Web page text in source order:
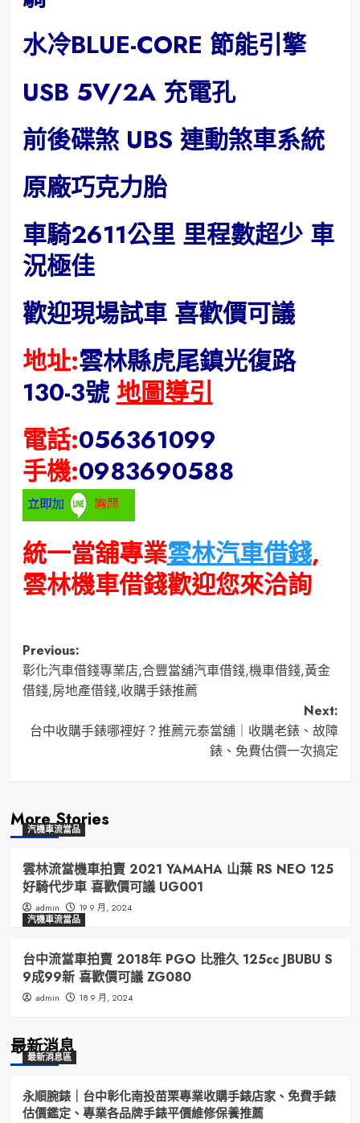
水冷BLUE-CORE 節能引擎
USB 5V/2A 充電孔
前後碟煞 UBS 連動煞車系統
原廠巧克力胎
車騎2611公里 里程數超少 車
況極佳
歡迎現場試車 喜歡價可議
地址:雲林縣虎尾鎮光復路
130-3號 地圖導引
電話:056361099
手機:0983690588
統一當舖專業雲林汽車借錢,
雲林機車借錢歡迎您來洽詢
Post
navigation
Previous:
彰化汽車借錢專業店,合豐當舖汽車借錢,機車借錢,黃金
借錢,房地產借錢,收購手錶推薦
Next:
台中收購手錶哪裡好？推薦元泰當舖｜收購老錶、故障
錶、免費估價一次搞定
More Stories
汽機車流當品
雲林流當機車拍賣 2021 YAMAHA 山葉 RS NEO 125
好騎代步車 喜歡價可議 UG001
admin
19 9 月, 2024
汽機車流當品
台中流當車拍賣 2018年 PGO 比雅久 125cc JBUBU S
9成99新 喜歡價可議 ZG080
admin 18 9 月, 2024
最新消息
最新消息區
永順腕錶｜台中彰化南投苗栗專業收購手錶店家、免費手錶
估價鑑定、專業各品牌手錶平價維修保養推薦